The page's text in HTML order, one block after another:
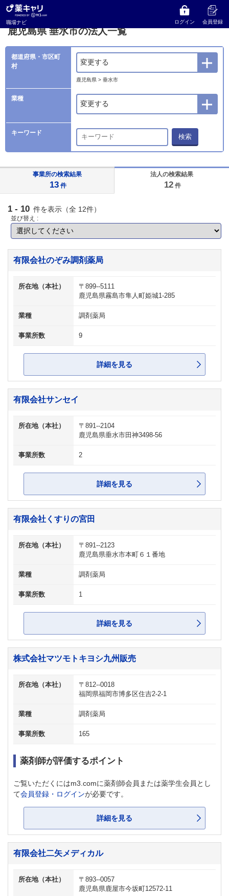
職場ナビ ログイン 会員登録
薬キャリ 職場ナビ 垂水市の法人一覧
鹿児島県 垂水市の法人一覧
都道府県・市区町
村
変更する
鹿児島県 > 垂水市
業種
変更する
キーワード 検索
事業所の検索結果
13 件
法人の検索結果
12 件
1 - 10 件を表示（全 12件）
並び替え :
有限会社のぞみ調剤薬局
所在地（本社）
〒899--5111
鹿児島県霧島市隼人町姫城1-285
業種 調剤薬局
事業所数 9
詳細を見る
有限会社サンセイ
所在地（本社）
〒891--2104
鹿児島県垂水市田神3498-56
事業所数 2
詳細を見る
有限会社くすりの宮田
所在地（本社）
〒891--2123
鹿児島県垂水市本町６１番地
業種 調剤薬局
事業所数 1
詳細を見る
株式会社マツモトキヨシ九州販売
所在地（本社）
〒812--0018
福岡県福岡市博多区住吉2-2-1
業種 調剤薬局
事業所数 165
薬剤師が評価するポイント
ご覧いただくにはm3.comに薬剤師会員または薬学生会員とし
て会員登録・ログインが必要です。
詳細を見る
有限会社二矢メディカル
所在地（本社）
〒893--0057
鹿児島県鹿屋市今坂町12572-11